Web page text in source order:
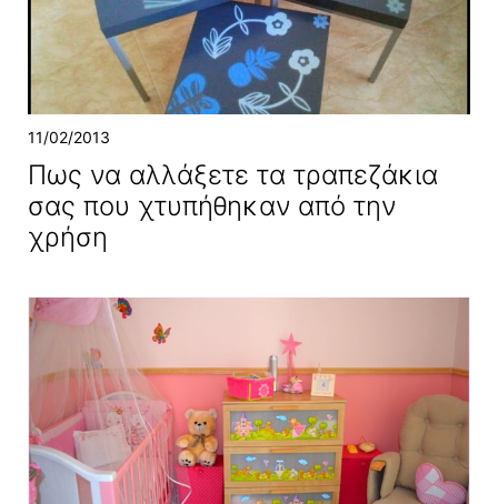
11/02/2013
Πως να αλλάξετε τα τραπεζάκια
σας που χτυπήθηκαν από την
χρήση